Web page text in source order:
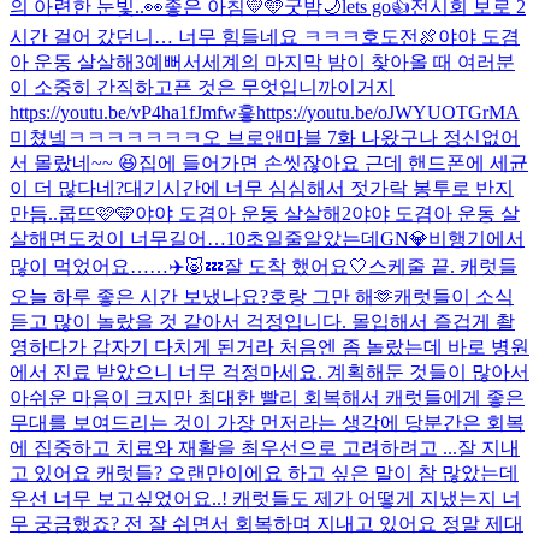
의 아련한 눈빛..👀좋은 아침💛🩵굿밤🌙lets go👍전시회 보로 2
시간 걸어 갔던니… 너무 힘들네요 ㅋㅋㅋ 호도전🍖야야 도겸
아 운동 살살해3예뻐서세계의 마지막 밤이 찾아올 때 여러분
이 소중히 간직하고픈 것은 무엇입니까이거지
https://youtu.be/vP4ha1fJmfw흫https://youtu.be/oJWYUOTGrMA
미쳤넼ㅋㅋㅋㅋㅋㅋㅋ 오 브로앤마블 7화 나왔구나 정신없어
서 몰랐네~~ 😆집에 들어가면 손씻잖아요 근데 핸드폰에 세균
이 더 많다네?대기시간에 너무 심심해서 젓가락 봉투로 반지
만듬..쿱뜨🩷🩵야야 도겸아 운동 살살해2야야 도겸아 운동 살
살해 면도컷이 너무길어…10초일줄알았는데 GN💎비행기에서
많이 먹었어요……✈️🐷💤잘 도착 했어요🤍스케줄 끝. 캐럿들
오늘 하루 좋은 시간 보냈나요?호랑 그만 해🫶캐럿들이 소식
듣고 많이 놀랐을 것 같아서 걱정입니다. 몰입해서 즐겁게 촬
영하다가 갑자기 다치게 된거라 처음엔 좀 놀랐는데 바로 병원
에서 진료 받았으니 너무 걱정마세요. 계획해둔 것들이 많아서
아쉬운 마음이 크지만 최대한 빨리 회복해서 캐럿들에게 좋은
무대를 보여드리는 것이 가장 먼저라는 생각에 당분간은 회복
에 집중하고 치료와 재활을 최우선으로 고려하려고 ...잘 지내
고 있어요 캐럿들? 오랜만이에요 하고 싶은 말이 참 많았는데
우선 너무 보고싶었어요..! 캐럿들도 제가 어떻게 지냈는지 너
무 궁금했죠? 전 잘 쉬면서 회복하며 지내고 있어요 정말 제대